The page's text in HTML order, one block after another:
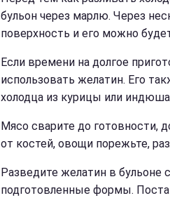
бульон через марлю. Через
поверхность и его можно
Если времени на долгое
использовать желатин. Его
холодца из курицы или
Мясо сварите до готовности,
от костей, овощи порежьте,
Разведите желатин в бульоне
подготовленные формы.